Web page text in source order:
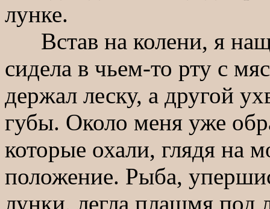
лунке.
Встав на колени, я
сидела в чьем-то рту с
держал леску, а другой
губы. Около меня уже
которые охали, глядя на
положение. Рыба,
лунки, легла плашмя